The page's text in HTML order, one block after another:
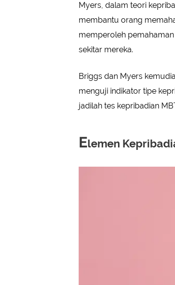
Myers, dalam teori
membantu orang
memperoleh
sekitar mereka.
Briggs dan Myers
menguji indikator tipe
jadilah tes kepribadian
Elemen